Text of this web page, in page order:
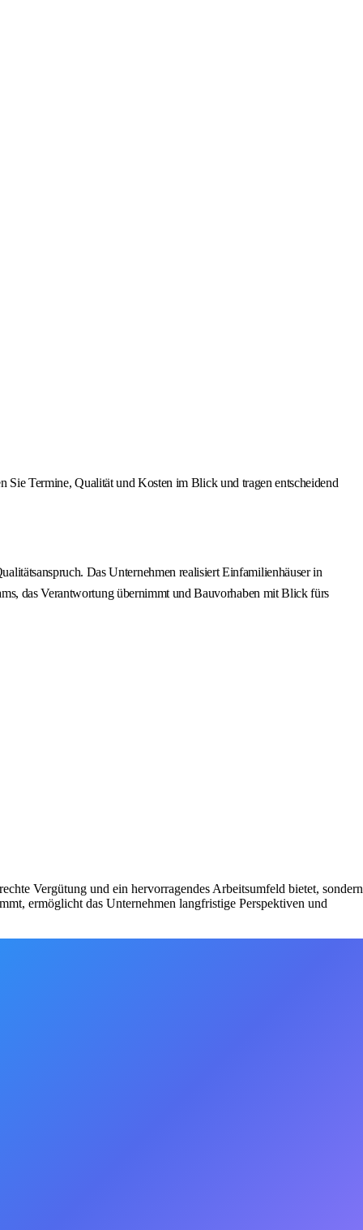
Sie Termine, Qualität und Kosten im Blick und tragen entscheidend
Das Unternehmen realisiert Einfamilienhäuser in
das Verantwortung übernimmt und Bauvorhaben mit Blick fürs
Vergütung und ein hervorragendes Arbeitsumfeld bietet, sondern
ermöglicht das Unternehmen langfristige Perspektiven und